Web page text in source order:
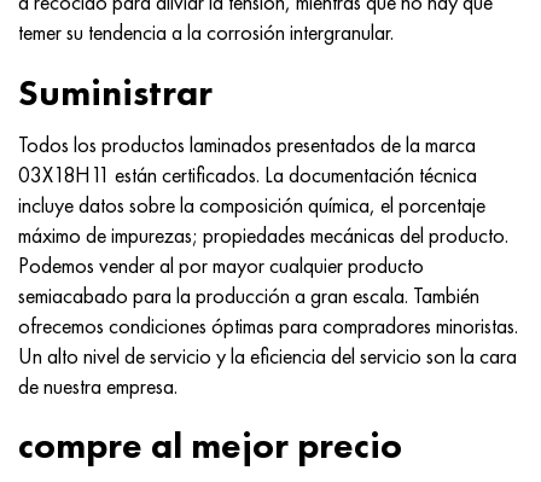
temer su tendencia a la corrosión intergranular.
Suministrar
Todos los productos laminados presentados de la marca
03Х18Н11 están certificados. La documentación técnica
incluye datos sobre la composición química, el porcentaje
máximo de impurezas; propiedades mecánicas del producto.
Podemos vender al por mayor cualquier producto
semiacabado para la producción a gran escala. También
ofrecemos condiciones óptimas para compradores minoristas.
Un alto nivel de servicio y la eficiencia del servicio son la cara
de nuestra empresa.
compre al mejor precio